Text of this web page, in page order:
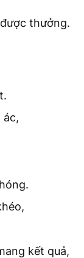
thưởng.
ác,
kết quả,